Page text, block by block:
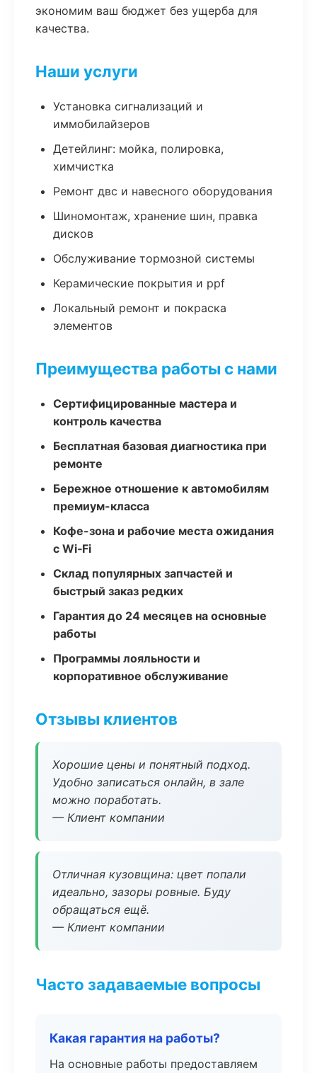
экономим ваш бюджет без ущерба для
качества.
Наши услуги
Установка сигнализаций и
иммобилайзеров
Детейлинг: мойка, полировка,
химчистка
Ремонт двс и навесного оборудования
Шиномонтаж, хранение шин, правка
дисков
Обслуживание тормозной системы
Керамические покрытия и ppf
Локальный ремонт и покраска
элементов
Преимущества работы с нами
Сертифицированные мастера и
контроль качества
Бесплатная базовая диагностика при
ремонте
Бережное отношение к автомобилям
премиум-класса
Кофе-зона и рабочие места ожидания
с Wi‑Fi
Склад популярных запчастей и
быстрый заказ редких
Гарантия до 24 месяцев на основные
работы
Программы лояльности и
корпоративное обслуживание
Отзывы клиентов
Хорошие цены и понятный подход.
Удобно записаться онлайн, в зале
можно поработать.
— Клиент компании
Отличная кузовщина: цвет попали
идеально, зазоры ровные. Буду
обращаться ещё.
— Клиент компании
Часто задаваемые вопросы
Какая гарантия на работы?
На основные работы предоставляем